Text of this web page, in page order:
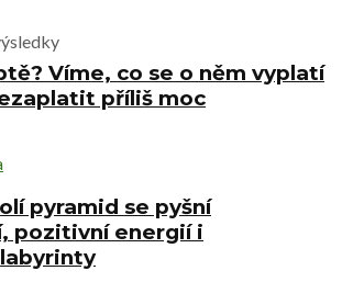
Víme, co se o něm vyplatí
příliš moc
pyramid se pyšní
pozitivní energií i